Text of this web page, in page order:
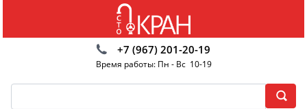
+7 (967) 201-20-19
Время работы: Пн - Вс 10-19